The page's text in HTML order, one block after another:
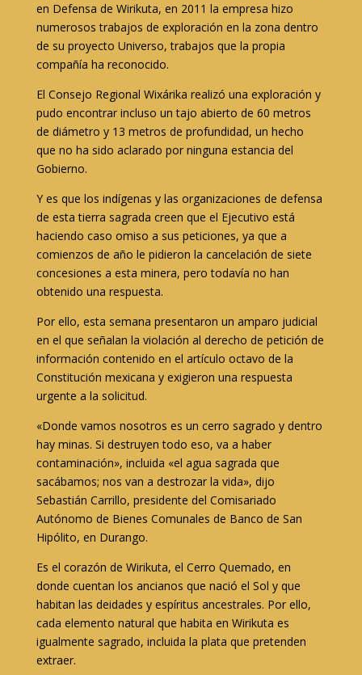
en Defensa de Wirikuta, en 2011 la empresa hizo
numerosos trabajos de exploración en la zona dentro
de su proyecto Universo, trabajos que la propia
compañía ha reconocido.
El Consejo Regional Wixárika realizó una exploración y
pudo encontrar incluso un tajo abierto de 60 metros
de diámetro y 13 metros de profundidad, un hecho
que no ha sido aclarado por ninguna estancia del
Gobierno.
Y es que los indígenas y las organizaciones de defensa
de esta tierra sagrada creen que el Ejecutivo está
haciendo caso omiso a sus peticiones, ya que a
comienzos de año le pidieron la cancelación de siete
concesiones a esta minera, pero todavía no han
obtenido una respuesta.
Por ello, esta semana presentaron un amparo judicial
en el que señalan la violación al derecho de petición de
información contenido en el artículo octavo de la
Constitución mexicana y exigieron una respuesta
urgente a la solicitud.
«Donde vamos nosotros es un cerro sagrado y dentro
hay minas. Si destruyen todo eso, va a haber
contaminación», incluida «el agua sagrada que
sacábamos; nos van a destrozar la vida», dijo
Sebastián Carrillo, presidente del Comisariado
Autónomo de Bienes Comunales de Banco de San
Hipólito, en Durango.
Es el corazón de Wirikuta, el Cerro Quemado, en
donde cuentan los ancianos que nació el Sol y que
habitan las deidades y espíritus ancestrales. Por ello,
cada elemento natural que habita en Wirikuta es
igualmente sagrado, incluida la plata que pretenden
extraer.